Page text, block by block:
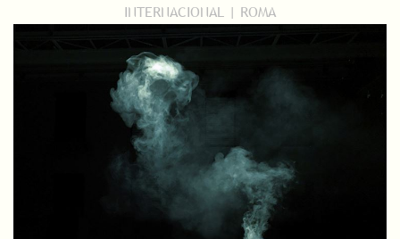
INTERNACIONAL | ROMA